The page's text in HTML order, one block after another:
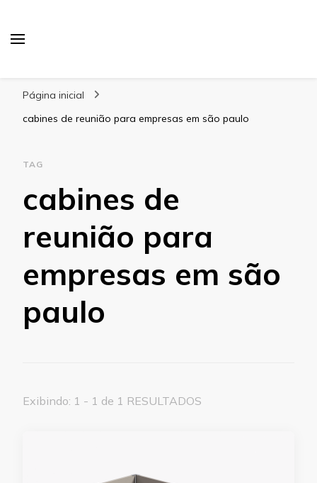
Página inicial
cabines de reunião para empresas em são paulo
TAG
cabines de
reunião para
empresas em são
paulo
Exibindo: 1 - 1 de 1 RESULTADOS